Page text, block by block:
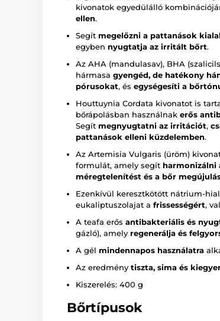
kivonatok egyedülálló
ellen.
Segít megelőzni a pattanások
egyben nyugtatja az irritált bőrt.
Az AHA (mandulasav), BHA
hármasa gyengéd, de hatékony
pórusokat, és egységesíti a
Houttuynia Cordata kivonatot is
bőrápolásban használnak erős
Segít megnyugtatni az irritációt,
pattanások elleni küzdelemben.
Az Artemisia Vulgaris (üröm)
formulát, amely segít harmonizálni
méregtelenítést és a bőr
Ezenkívül keresztkötött nátrium-
eukaliptuszolajat a frissességért,
A teafa erős antibakteriális és
gázló), amely regenerálja és
A gél mindennapos használatra
Az eredmény tiszta, sima és
Kiszerelés: 400 g
Bőrtípusok